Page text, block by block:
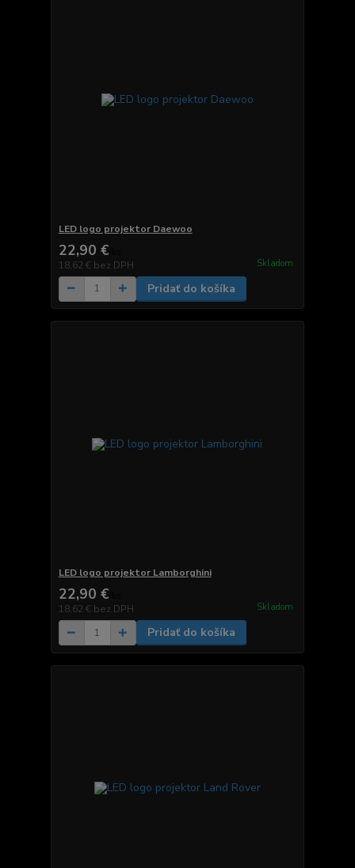
LED logo projektor Daewoo
22,90 €
18,62 € bez DPH Skladom
Pridať do košíka
LED logo projektor Lamborghini
22,90 €
18,62 € bez DPH Skladom
Pridať do košíka